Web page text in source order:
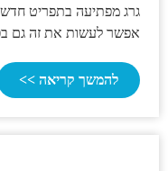
גרג מפתיעה בתפריט
אפשר לעשות את זה גם
להמשך קריאה >>